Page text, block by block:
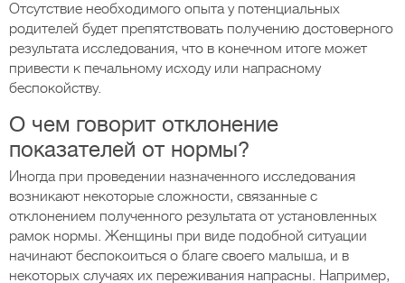
Отсутствие необходимого опыта у потенциальных
родителей будет препятствовать получению достоверного
результата исследования, что в конечном итоге может
привести к печальному исходу или напрасному
беспокойству.
О чем говорит отклонение
показателей от нормы?
Иногда при проведении назначенного исследования
возникают некоторые сложности, связанные с
отклонением полученного результата от установленных
рамок нормы. Женщины при виде подобной ситуации
начинают беспокоиться о благе своего малыша, и в
некоторых случаях их переживания напрасны. Например,